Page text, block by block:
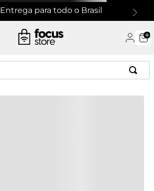
Entrega para todo o Brasil